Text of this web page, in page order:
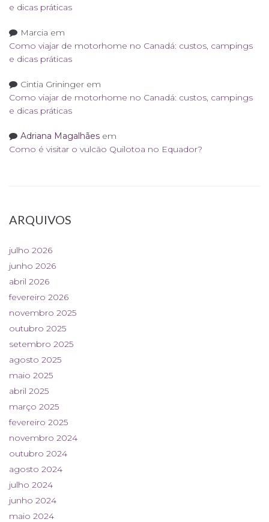
e dicas práticas
Marcia em
Como viajar de motorhome no Canadá: custos, campings
e dicas práticas
Cintia Grininger em
Como viajar de motorhome no Canadá: custos, campings
e dicas práticas
Adriana Magalhães em
Como é visitar o vulcão Quilotoa no Equador?
ARQUIVOS
julho 2026
junho 2026
abril 2026
fevereiro 2026
novembro 2025
outubro 2025
setembro 2025
agosto 2025
maio 2025
abril 2025
março 2025
fevereiro 2025
novembro 2024
outubro 2024
agosto 2024
julho 2024
junho 2024
maio 2024